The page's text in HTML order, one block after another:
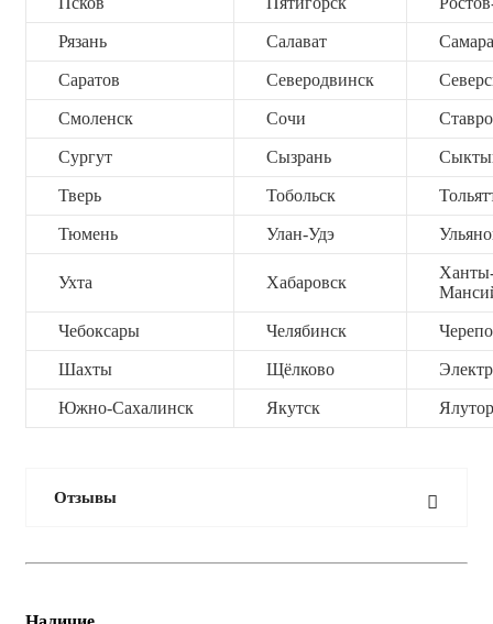
Рязань Салават Самара
Саратов Северодвинск
Смоленск Сочи
Сургут Сызрань
Тверь Тобольск
Тюмень Улан-Удэ
Ухта Хабаровск
Чебоксары Челябинск
Шахты Щёлково
Южно-Сахалинск Якутск
Отзывы